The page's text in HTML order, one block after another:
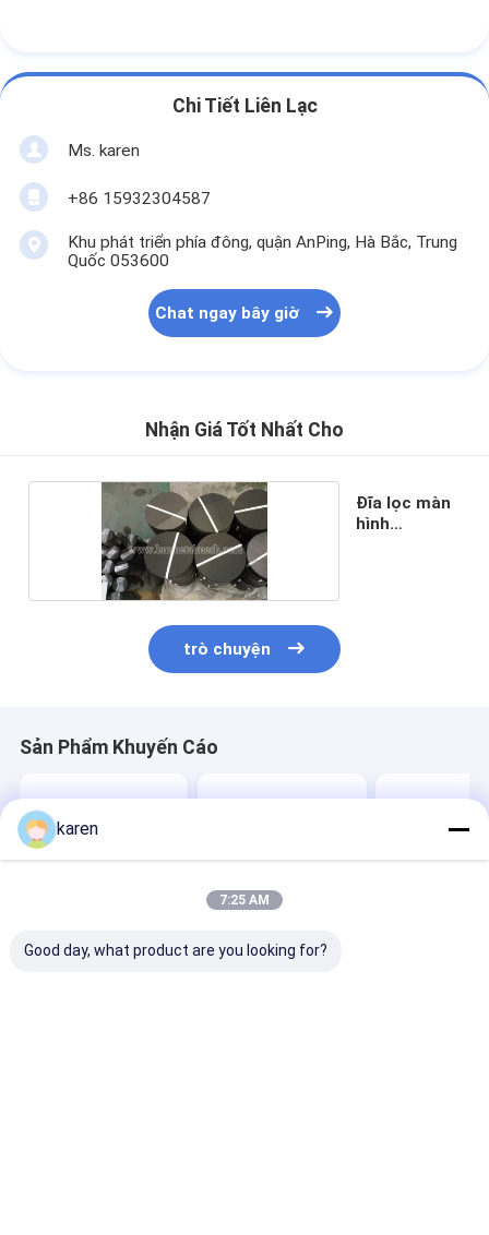
Chi Tiết Liên Lạc
Ms. karen
+86 15932304587
Khu phát triển phía đông, quận AnPing, Hà Bắc, Trung
Quốc 053600
Chat ngay bây giờ
Nhận Giá Tốt Nhất Cho
Đĩa lọc màn
hình
trò chuyện
Sản Phẩm Khuyến Cáo
Bộ lọc màn hình
Làm thế nào để sử
karen
7:25 AM
Good day, what product are you looking for?